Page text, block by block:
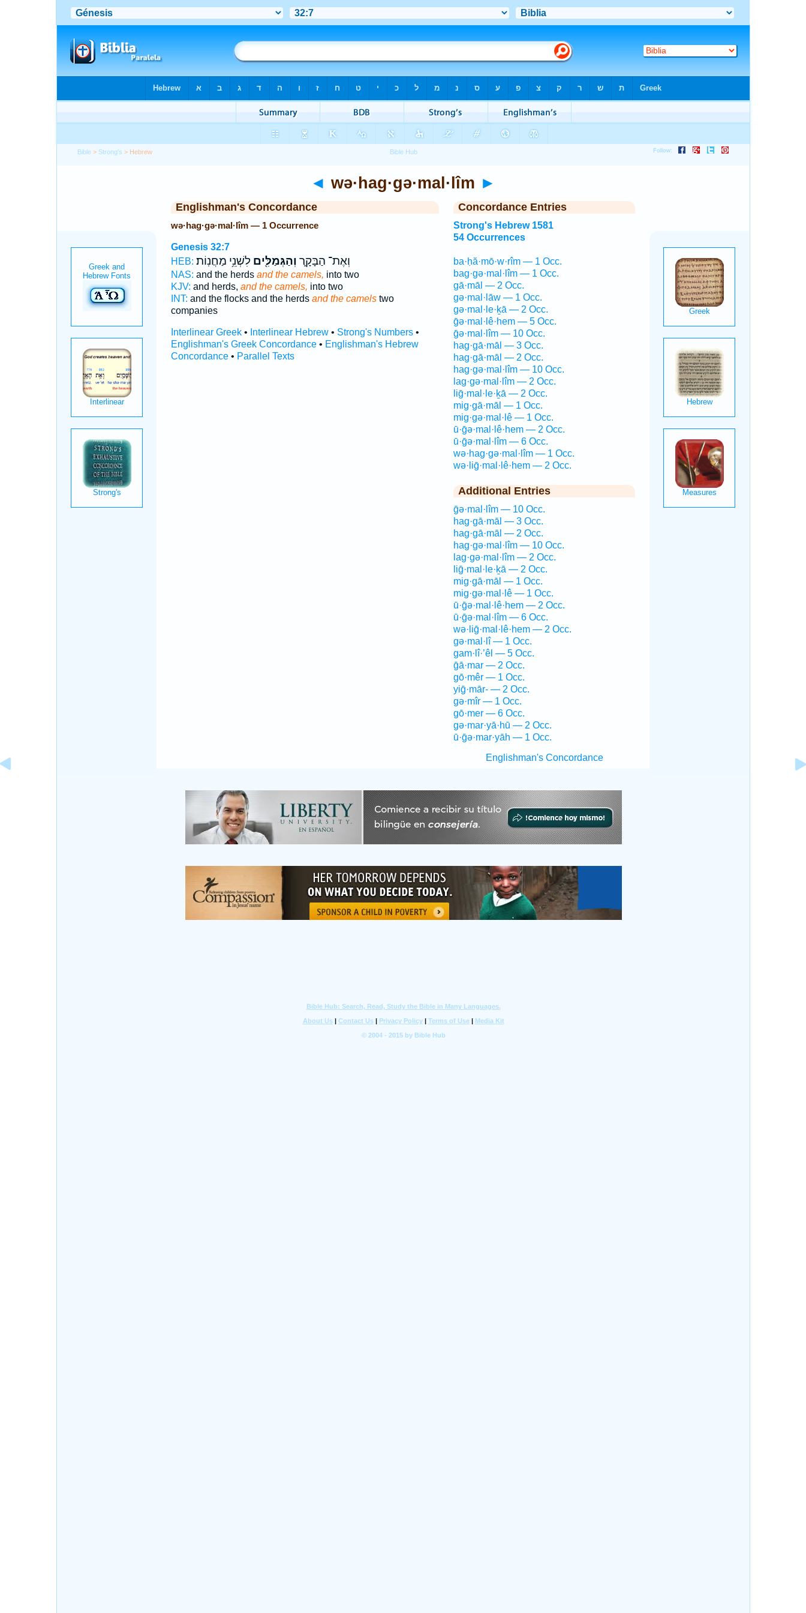
Bible > Strong's > Hebrew
◄ wə·hag·gə·mal·lîm ►
Englishman's Concordance
wə·hag·gə·mal·lîm — 1 Occurrence
Genesis 32:7
HEB:
וְאֶת־ הַבָּקָ֛ר וְהַגְּמַלִּ֖יםלִשְׁנֵ֥י מַחֲנֽוֹת׃
NAS: and the herds and the camels, into two
KJV: and herds, and the camels, into two
INT: and the flocks and the herds and the camelstwo
companies
Interlinear Greek• Interlinear Hebrew• Strong's Numbers•
Englishman's Greek Concordance• Englishman's Hebrew
Concordance• Parallel Texts
Concordance Entries
Strong's Hebrew 1581
54 Occurrences
ba·ḥă·mō·w·rîm — 1 Occ.
bag·gə·mal·lîm — 1 Occ.
gā·māl — 2 Occ.
gə·mal·lāw — 1 Occ.
gə·mal·le·ḵā — 2 Occ.
ḡə·mal·lê·hem — 5 Occ.
ḡə·mal·lîm — 10 Occ.
hag·gā·māl — 3 Occ.
hag·gā·māl — 2 Occ.
hag·gə·mal·lîm — 10 Occ.
lag·gə·mal·lîm — 2 Occ.
liḡ·mal·le·ḵā — 2 Occ.
mig·gā·māl — 1 Occ.
mig·gə·mal·lê — 1 Occ.
ū·ḡə·mal·lê·hem — 2 Occ.
ū·ḡə·mal·lîm — 6 Occ.
wə·hag·gə·mal·lîm — 1 Occ.
wə·liḡ·mal·lê·hem — 2 Occ.
Additional Entries
ḡə·mal·lîm — 10 Occ.
hag·gā·māl — 3 Occ.
hag·gā·māl — 2 Occ.
hag·gə·mal·lîm — 10 Occ.
lag·gə·mal·lîm — 2 Occ.
liḡ·mal·le·ḵā — 2 Occ.
mig·gā·māl — 1 Occ.
mig·gə·mal·lê — 1 Occ.
ū·ḡə·mal·lê·hem — 2 Occ.
ū·ḡə·mal·lîm — 6 Occ.
wə·liḡ·mal·lê·hem — 2 Occ.
gə·mal·lî — 1 Occ.
gam·lî·’êl — 5 Occ.
ḡā·mar — 2 Occ.
gō·mêr — 1 Occ.
yiḡ·mār- — 2 Occ.
gə·mîr — 1 Occ.
gō·mer — 6 Occ.
gə·mar·yā·hū — 2 Occ.
ū·ḡə·mar·yāh — 1 Occ.
Englishman's Concordance